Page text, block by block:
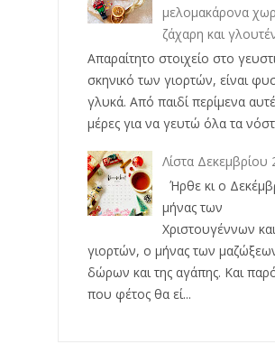
μελομακάρονα
ζάχαρη και
Απαραίτητο στοιχείο στο
σκηνικό των γιορτών, είναι
γλυκά. Από παιδί περίμενα
μέρες για να γευτώ όλα τα
Λίστα Δεκεμβρίου
Ήρθε κι ο
μήνας των
Χριστουγέννων
γιορτών, ο μήνας των
δώρων και της αγάπης. Και
που φέτος θα εί...